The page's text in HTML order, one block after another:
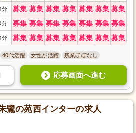
分 募集 募集 募集 募集 募集 募集 募集
分 募集 募集 募集 募集 募集 募集 募集
分 募集 募集 募集 募集 募集 募集 募集
40代活躍 女性が活躍 残業ほぼなし
応募画面へ進む
鷺の苑西インターの求人